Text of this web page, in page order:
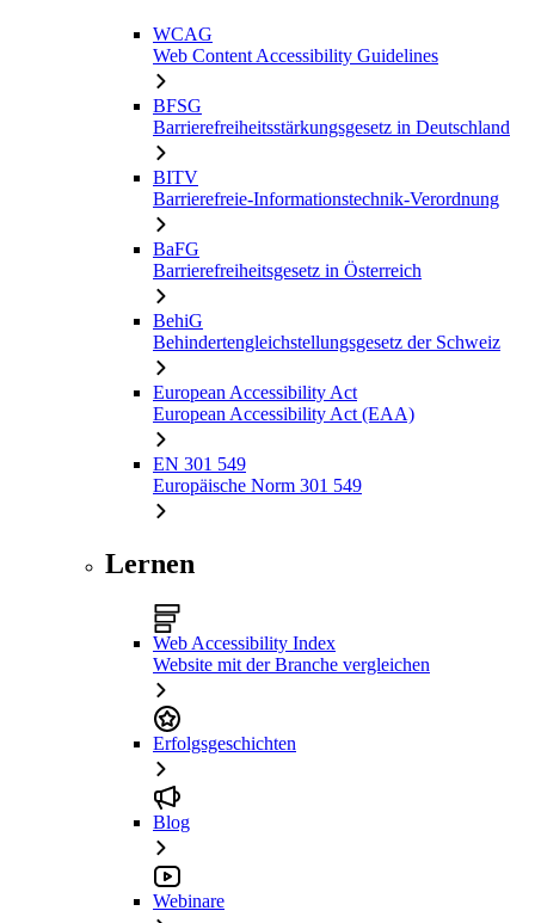
WCAG
Web Content Accessibility Guidelines
BFSG
Barrierefreiheitsstärkungsgesetz in Deutschland
BITV
Barrierefreie-Informationstechnik-Verordnung
BaFG
Barrierefreiheitsgesetz in Österreich
BehiG
Behindertengleichstellungsgesetz der Schweiz
European Accessibility Act
European Accessibility Act (EAA)
EN 301 549
Europäische Norm 301 549
Lernen
Web Accessibility Index
Website mit der Branche vergleichen
Erfolgsgeschichten
Blog
Webinare